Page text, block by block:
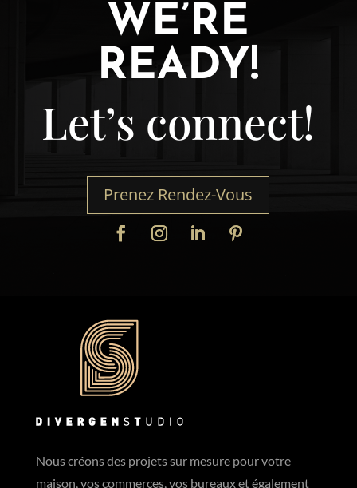
WE’RE
READY!
Let’s connect!
Prenez Rendez-Vous
Nous créons des projets sur mesure pour votre
maison, vos commerces, vos bureaux et également